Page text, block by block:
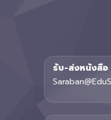
รับ-ส่งหนังสือ